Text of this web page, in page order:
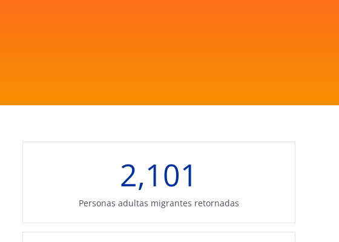
2,101
Personas adultas migrantes retornadas